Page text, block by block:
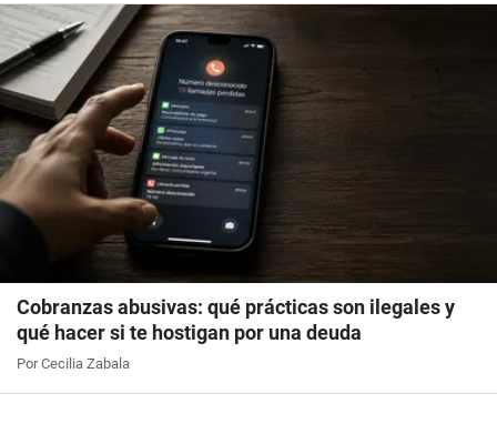
Cobranzas abusivas: qué prácticas son ilegales y
qué hacer si te hostigan por una deuda
Por Cecilia Zabala